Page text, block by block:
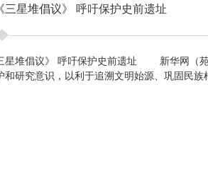
三星堆倡议》 呼吁保护史前遗址
星堆倡议》 呼吁保护史前遗址 新华网（苑
和研究意识，以利于追溯文明始源、巩固